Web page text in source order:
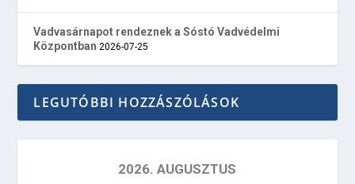
Vadvasárnapot rendeznek a Sóstó Vadvédelmi
Központban 2026-07-25
LEGUTÓBBI HOZZÁSZÓLÁSOK
2026. AUGUSZTUS